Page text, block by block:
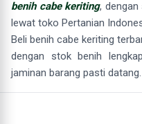
benih cabe keriting, dengan
lewat toko Pertanian
Beli benih cabe keriting
dengan stok benih
jaminan barang pasti datang.